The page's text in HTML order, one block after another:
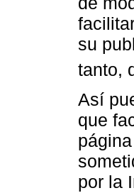
su
tanto,
Así
que
por la